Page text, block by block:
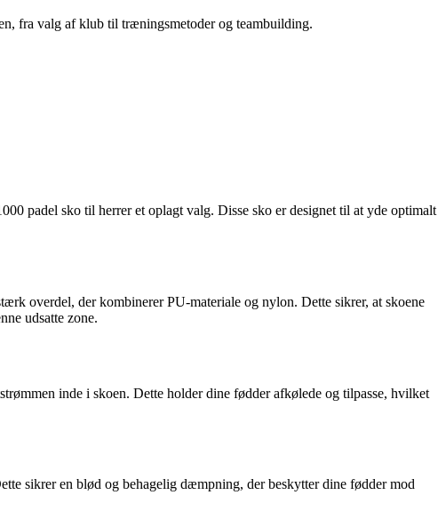
fra valg af klub til træningsmetoder og teambuilding.
padel sko til herrer et oplagt valg. Disse sko er designet til at yde optimalt
overdel, der kombinerer PU-materiale og nylon. Dette sikrer, at skoene
udsatte zone.
inde i skoen. Dette holder dine fødder afkølede og tilpasse, hvilket
sikrer en blød og behagelig dæmpning, der beskytter dine fødder mod